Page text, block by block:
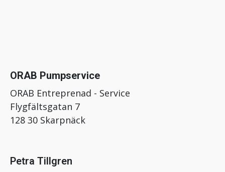
ORAB Pumpservice
ORAB Entreprenad - Service
Flygfältsgatan 7
128 30 Skarpnäck
Petra Tillgren